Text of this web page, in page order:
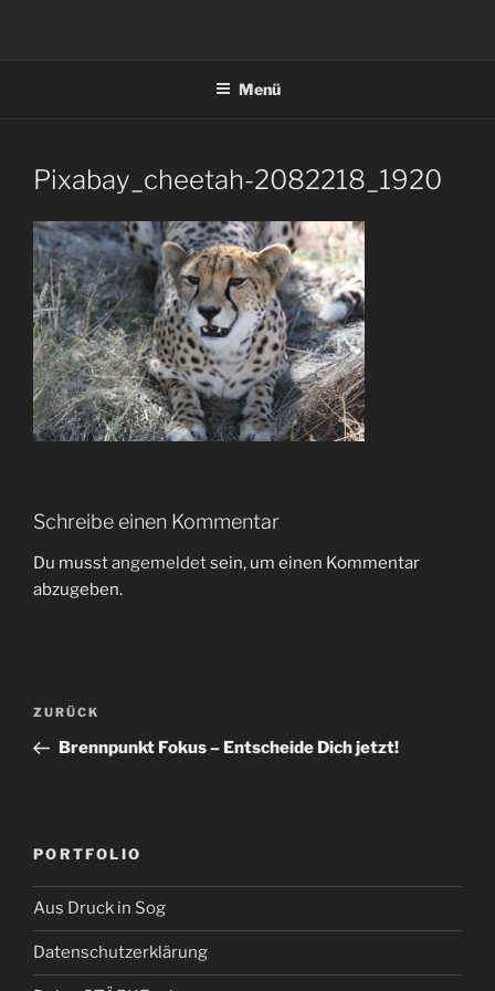
Menü
Pixabay_cheetah-2082218_1920
Schreibe einen Kommentar
Du musstangemeldetsein, um einen Kommentar
abzugeben.
Beitragsnavigation
Vorheriger
Beitrag
ZURÜCK
Brennpunkt Fokus – Entscheide Dich jetzt!
PORTFOLIO
Aus Druck in Sog
Datenschutzerklärung